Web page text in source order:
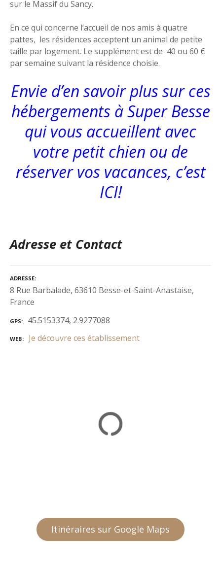
sur le Massif du Sancy.
En ce qui concerne l’accueil de nos amis à quatre
pattes, les résidences acceptent un animal de petite
taille par logement. Le supplément est de 40 ou 60 €
par semaine suivant la résidence choisie.
Envie d’en savoir plus sur ces
hébergements à Super Besse
qui vous accueillent avec
votre petit chien ou de
réserver vos vacances, c’est
ICI!
Adresse et Contact
ADRESSE
8 Rue Barbalade, 63610 Besse-et-Saint-Anastaise,
France
GPS 45.5153374, 2.9277088
WEB Je découvre ces établissement
Itinéraires sur Google Maps